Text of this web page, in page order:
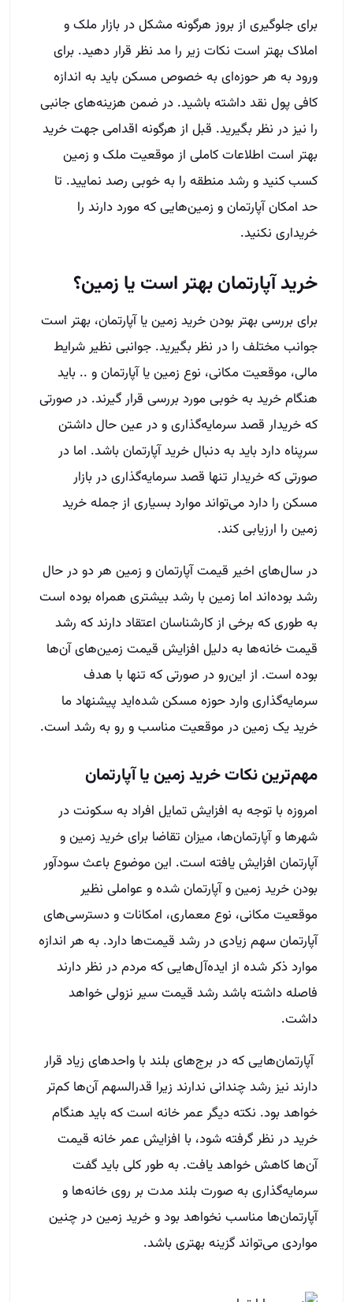
برای جلوگیری از بروز هرگونه مشکل در بازار ملک و
املاک بهتر است نکات زیر را مد نظر قرار دهید. برای
ورود به هر حوزه‌ای به خصوص مسکن باید به اندازه
کافی پول نقد داشته باشید. در ضمن هزینه‌های جانبی
را نیز در نظر بگیرید. قبل از هرگونه اقدامی جهت خرید
بهتر است اطلاعات کاملی از موقعیت ملک و زمین
کسب کنید و رشد منطقه را به خوبی رصد نمایید. تا
حد امکان آپارتمان و زمین‌هایی که مورد دارند را
خریداری نکنید.
خرید آپارتمان بهتر است یا زمین؟
برای بررسی بهتر بودن خرید زمین یا آپارتمان، بهتر است
جوانب مختلف را در نظر بگیرید. جوانبی نظیر شرایط
مالی، موقعیت مکانی، نوع زمین یا آپارتمان و .. باید
هنگام خرید به خوبی مورد بررسی قرار گیرند. در صورتی
که خریدار قصد سرمایه‌گذاری و در عین حال داشتن
سرپناه دارد باید به دنبال خرید آپارتمان باشد. اما در
صورتی که خریدار تنها قصد سرمایه‌گذاری در بازار
مسکن را دارد می‌تواند موارد بسیاری از جمله خرید
زمین را ارزیابی کند.
در سال‌های اخیر قیمت آپارتمان و زمین هر دو در حال
رشد بوده‌اند اما زمین با رشد بیشتری همراه بوده است
به طوری که برخی از کارشناسان اعتقاد دارند که رشد
قیمت خانه‌ها به دلیل افزایش قیمت زمین‌های آن‌ها
بوده است. از این‌رو در صورتی که تنها با هدف
سرمایه‌گذاری وارد حوزه مسکن شده‌اید پیشنهاد ما
خرید یک زمین در موقعیت مناسب و رو به رشد است.
مهم‌ترین نکات خرید زمین یا آپارتمان
امروزه با توجه به افزایش تمایل افراد به سکونت در
شهرها و آپارتمان‌ها، میزان تقاضا برای خرید زمین و
آپارتمان افزایش یافته است. این موضوع باعث سودآور
بودن خرید زمین و آپارتمان شده و عواملی نظیر
موقعیت مکانی، نوع معماری، امکانات و دسترسی‌های
آپارتمان سهم زیادی در رشد قیمت‌ها دارد. به هر اندازه
موارد ذکر شده از ایده‌‌آل‌هایی که مردم در نظر دارند
فاصله داشته باشد رشد قیمت سیر نزولی خواهد
داشت.
آپارتمان‌هایی که در برج‌های بلند با واحد‌های زیاد قرار
دارند نیز رشد چندانی ندارند زیرا قدرالسهم آن‌ها کم‌تر
خواهد بود. نکته دیگر عمر خانه است که باید هنگام
خرید در نظر گرفته شود، با افزایش عمر خانه قیمت
آن‌ها کاهش خواهد یافت. به طور کلی باید گفت
سرمایه‌گذاری به صورت بلند مدت بر روی خانه‌ها و
آپارتمان‌ها مناسب نخواهد بود و خرید زمین در چنین
مواردی می‌تواند گزینه بهتری باشد.